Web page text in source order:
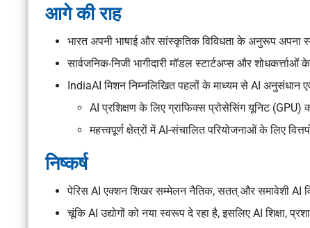
आगे की राह
भारत अपनी भाषाई और सांस्कृतिक विविधता के अनुरूप
सार्वजनिक-निजी भागीदारी मॉडल स्टार्टअप्स और
IndiaAI मिशन निम्नलिखित पहलों के माध्यम से AI अनुसंधान
AI प्रशिक्षण के लिए ग्राफिक्स प्रोसेसिंग यूनिट
महत्त्वपूर्ण क्षेत्रों में AI-संचालित परियोजनाओं के लिए
निष्कर्ष
पेरिस AI एक्शन शिखर सम्मेलन नैतिक, सतत् और समावेशी AI
चूंकि AI उद्योगों को नया स्वरूप दे रहा है, इसलिए AI शिक्षा,